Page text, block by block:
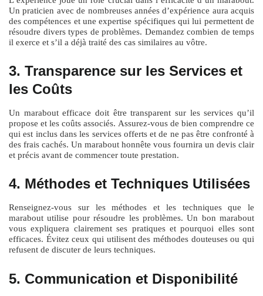
Un praticien avec de nombreuses années d’expérience aura acquis
des compétences et une expertise spécifiques qui lui permettent de
résoudre divers types de problèmes. Demandez combien de temps
il exerce et s’il a déjà traité des cas similaires au vôtre.
3. Transparence sur les Services et
les Coûts
Un marabout efficace doit être transparent sur les services qu’il
propose et les coûts associés. Assurez-vous de bien comprendre ce
qui est inclus dans les services offerts et de ne pas être confronté à
des frais cachés. Un marabout honnête vous fournira un devis clair
et précis avant de commencer toute prestation.
4. Méthodes et Techniques Utilisées
Renseignez-vous sur les méthodes et les techniques que le
marabout utilise pour résoudre les problèmes. Un bon marabout
vous expliquera clairement ses pratiques et pourquoi elles sont
efficaces. Évitez ceux qui utilisent des méthodes douteuses ou qui
refusent de discuter de leurs techniques.
5. Communication et Disponibilité